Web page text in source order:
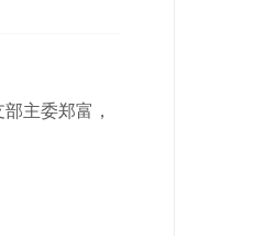
主委郑富，